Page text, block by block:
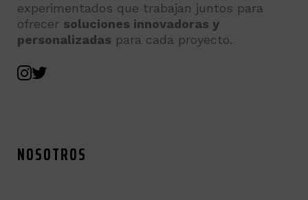
experimentados que trabajan juntos para
ofrecer soluciones innovadoras y
personalizadas para cada proyecto.
NOSOTROS